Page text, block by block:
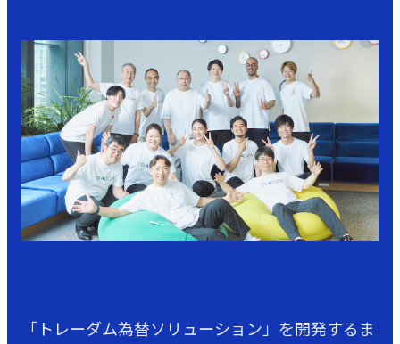
「トレーダム為替ソリューション」を開発するま